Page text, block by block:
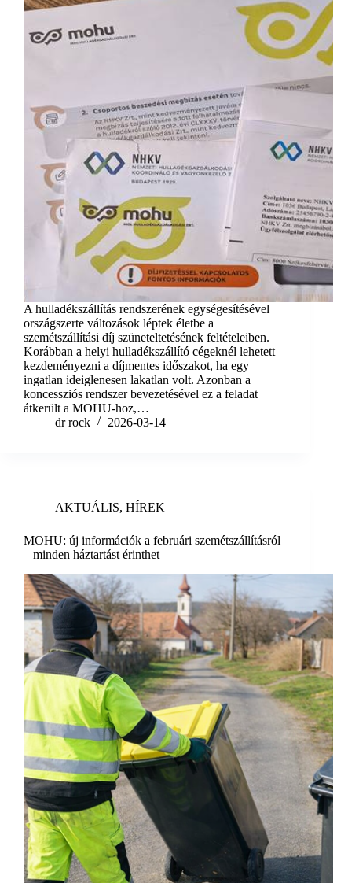
A hulladékszállítás rendszerének egységesítésével
országszerte változások léptek életbe a
szemétszállítási díj szüneteltetésének feltételeiben.
Korábban a helyi hulladékszállító cégeknél lehetett
kezdeményezni a díjmentes időszakot, ha egy
ingatlan ideiglenesen lakatlan volt. Azonban a
koncessziós rendszer bevezetésével ez a feladat
átkerült a MOHU-hoz,…
dr rock
2026-03-14
AKTUÁLIS, HÍREK
MOHU: új információk a februári szemétszállításról
– minden háztartást érinthet